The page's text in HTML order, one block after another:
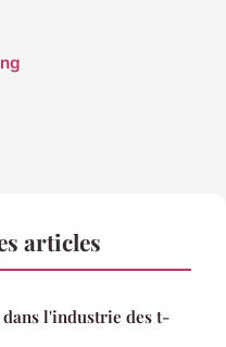
articles
l'industrie des t-